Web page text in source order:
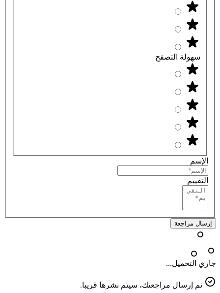
سهولة التصفح
الإسم
التقييم
إرسال مراجعة
جاري التحميل...
تم إرسال مراجعتك، سيتم نشرها قريبا.